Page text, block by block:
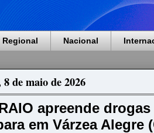
Regional Nacional
de maio de 2026
apreende
em Várzea Alegre